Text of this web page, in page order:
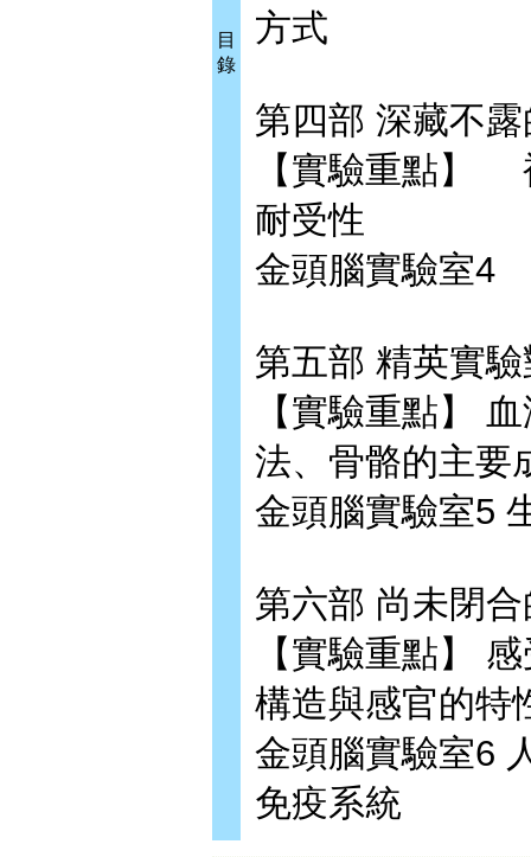
目
錄
方式
第四部 深藏不
【實驗重點】
耐受性
金頭腦實驗室4
第五部 精英實
【實驗重點】
法、骨骼的主要
金頭腦實驗室5
第六部 尚未閉
【實驗重點】
構造與感官的特
金頭腦實驗室6
免疫系統